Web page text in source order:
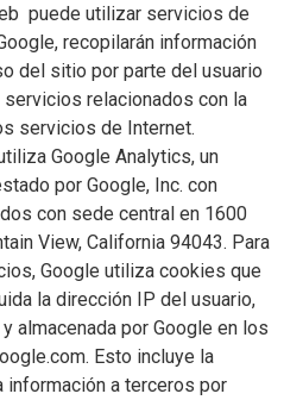
puede utilizar servicios de
recopilarán información
del sitio por parte del usuario
relacionados con la
servicios de Internet.
Google Analytics, un
por Google, Inc. con
con sede central en 1600
View, California 94043. Para
Google utiliza cookies que
la dirección IP del usuario,
almacenada por Google en los
Esto incluye la
a terceros por